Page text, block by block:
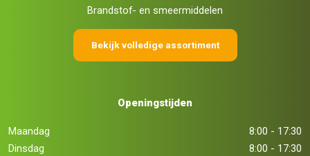
Brandstof- en smeermiddelen
Bekijk volledige assortiment
Openingstijden
Maandag
8:00 - 17:30
Dinsdag
8:00 - 17:30